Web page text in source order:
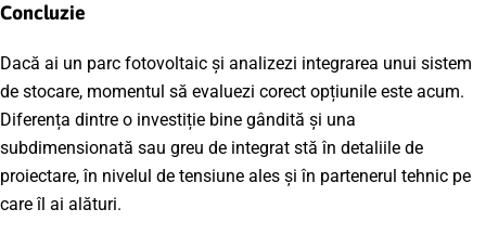
Concluzie
Dacă ai un parc fotovoltaic și analizezi integrarea unui sistem
de stocare, momentul să evaluezi corect opțiunile este acum.
Diferența dintre o investiție bine gândită și una
subdimensionată sau greu de integrat stă în detaliile de
proiectare, în nivelul de tensiune ales și în partenerul tehnic pe
care îl ai alături.